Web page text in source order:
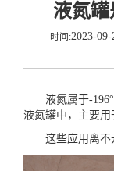
液氮
时间:2023-09-
液氮属于-196°
液氮罐中，主要用
这些应用离不开